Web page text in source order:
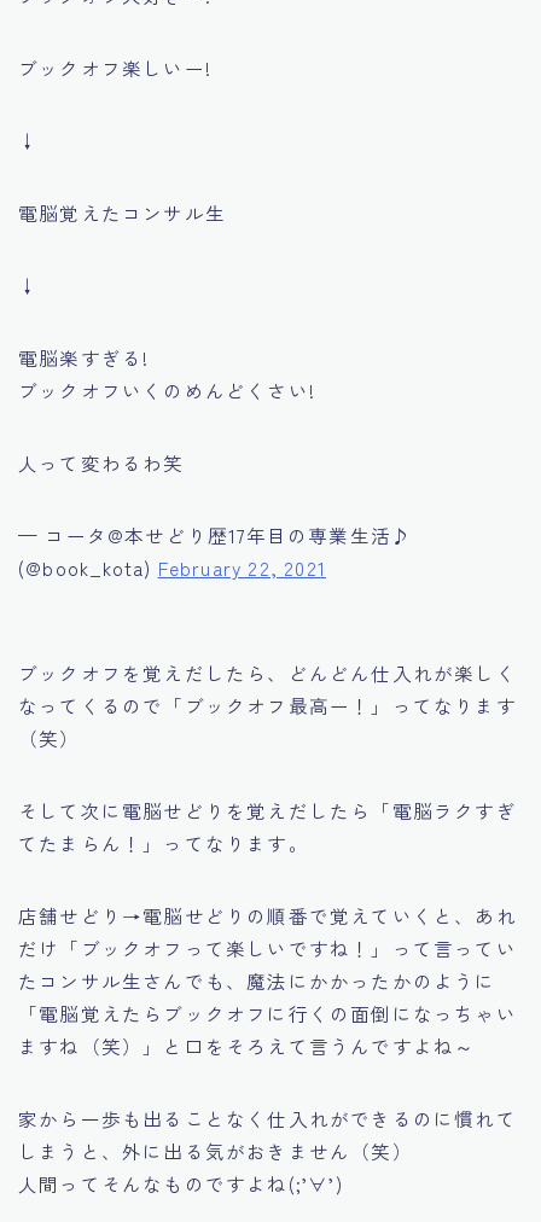
ブックオフ楽しいー!
↓
電脳覚えたコンサル生
↓
電脳楽すぎる!
ブックオフいくのめんどくさい!
人って変わるわ笑
— コータ@本せどり歴17年目の専業生活♪
(@book_kota) February 22, 2021
ブックオフを覚えだしたら、どんどん仕入れが楽しく
なってくるので 「ブックオフ最高ー！」
ってなります
（笑）
そして次に電脳せどりを覚えだしたら
「電脳ラクすぎ
てたまらん！」
ってなります。
店舗せどり→電脳せどりの順番で覚えていくと、あれ
だけ 「ブックオフって楽しいですね！」
って言ってい
たコンサル生さんでも、魔法にかかったかのように
「電脳覚えたらブックオフに行くの面倒になっちゃい
ますね（笑）」
と口をそろえて言うんですよね～
家から一歩も出ることなく仕入れができるのに慣れて
しまうと、外に出る気がおきません（笑）
人間ってそんなものですよね(;’∀’)